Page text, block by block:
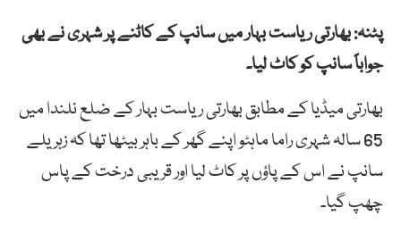
پٹنہ: بھارتی ریاست بہار میں سانپ کے کاٹنے پر شہری نے بھی
جواباً سانپ کو کاٹ لیا۔
بھارتی میڈیا کے مطابق بھارتی ریاست بہار کے ضلع نلندا میں
65 سالہ شہری راما ماہٹو اپنے گھر کے باہر بیٹھا تھا کہ زہریلے
سانپ نے اس کے پاؤں پر کاٹ لیا اور قریبی درخت کے پاس
چھپ گیا۔